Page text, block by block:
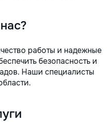
работы и надежные
безопасность и
Наши специалисты